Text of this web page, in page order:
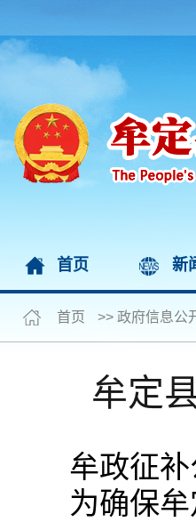
首页 新
首页 >> 政府信息公
牟定
牟政征
为确保